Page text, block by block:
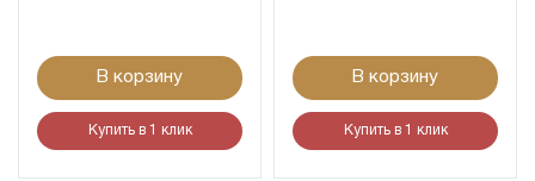
В корзину
Купить в 1 клик
В корзину
Купить в 1 клик